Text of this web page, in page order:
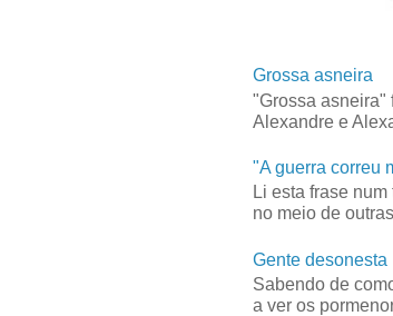
Grossa asneira
"Grossa asneira"
Alexandre e
"A guerra correu
Li esta frase
no meio de
Gente desonesta
Sabendo de
a ver os